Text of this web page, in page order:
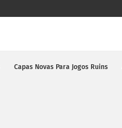
Capas Novas Para Jogos Ruins